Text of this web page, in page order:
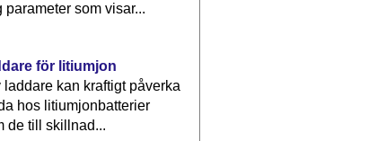
parameter som visar...
för litiumjon
laddare kan kraftigt påverka
hos litiumjonbatterier
de till skillnad...